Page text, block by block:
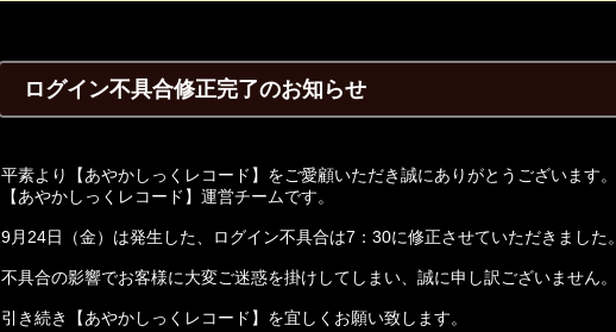
ログイン不具合修正完了のお知らせ
平素より【あやかしっくレコード】をご愛顧いただき誠にありがとうございます。
【あやかしっくレコード】運営チームです。
9月24日（金）は発生した、ログイン不具合は7：30に修正させていただきました。
不具合の影響でお客様に大変ご迷惑を掛けしてしまい、誠に申し訳ございません。
引き続き【あやかしっくレコード】を宜しくお願い致します。